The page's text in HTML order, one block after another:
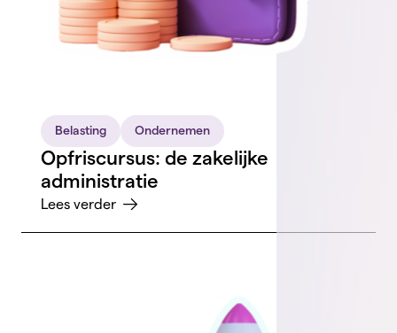
Belasting Ondernemen
Opfriscursus: de zakelijke
administratie
Lees verder